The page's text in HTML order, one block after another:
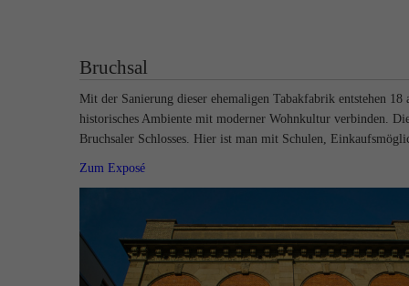
Bruchsal
Mit der Sanierung dieser ehemaligen Tabakfabrik entstehen
historisches Ambiente mit moderner Wohnkultur verbinden.
Bruchsaler Schlosses. Hier ist man mit Schulen,
Zum Exposé